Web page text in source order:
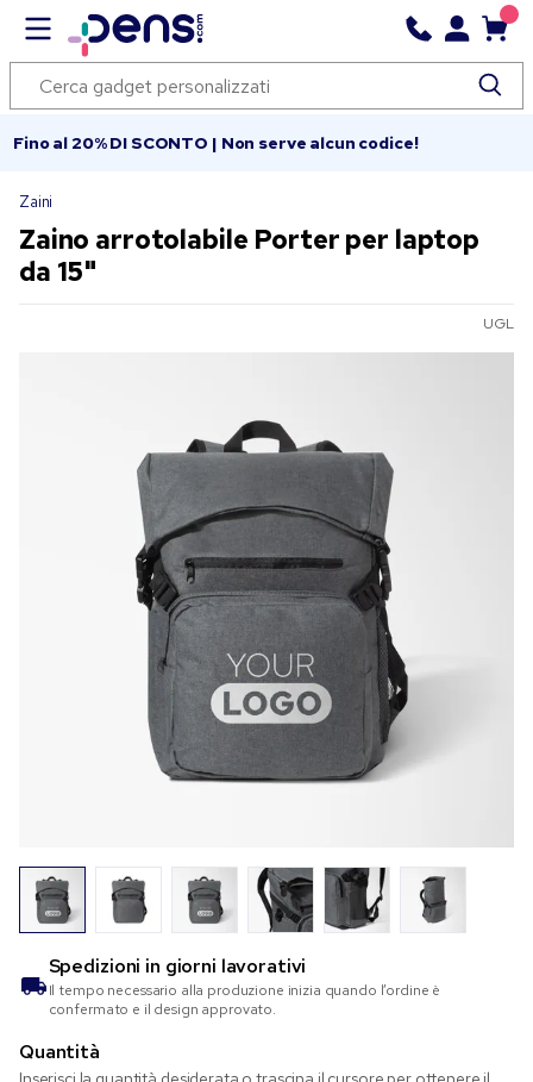
Fino al 20% DI SCONTO | Non serve alcun codice!
Zaini
Zaino arrotolabile Porter per laptop
da 15"
UGL
Spedizioni in giorni lavorativi
Il tempo necessario alla produzione inizia quando l’ordine è
confermato e il design approvato.
Quantità